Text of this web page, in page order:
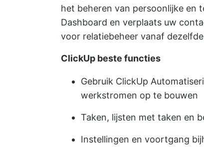
het beheren van persoonlijke en
Dashboard en verplaats uw
voor relatiebeheer vanaf
ClickUp beste functies
Gebruik ClickUp
werkstromen op te bouwen
Taken, lijsten met taken en
Instellingen en voortgang